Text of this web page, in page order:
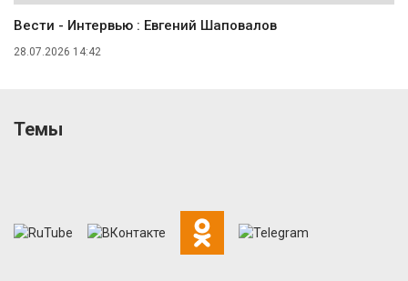
Вести - Интервью : Евгений Шаповалов
28.07.2026 14:42
Темы